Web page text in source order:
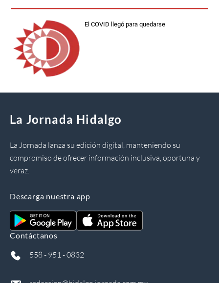
El COVID llegó para quedarse
La Jornada Hidalgo
La Jornada lanza su edición digital, manteniendo su
compromiso de ofrecer información inclusiva, oportuna y
veraz.
Descarga nuestra app
Contáctanos
558 - 951 - 0832